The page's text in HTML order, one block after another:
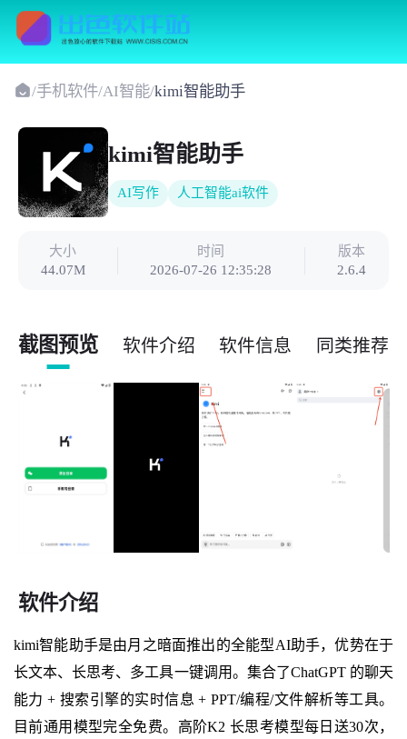
/手机软件/AI智能/kimi智能助手
kimi智能助手
AI写作 人工智能ai软件
大小
44.07M
时间
2026-07-26 12:35:28
版本
2.6.4
截图预览 软件介绍 软件信息 同类推荐
软件介绍
kimi智能助手是由月之暗面推出的全能型AI助手，优势在于
长文本、长思考、多工具一键调用。集合了ChatGPT 的聊天
能力 + 搜索引擎的实时信息 + PPT/编程/文件解析等工具。
目前通用模型完全免费。高阶K2 长思考模型每日送30次，